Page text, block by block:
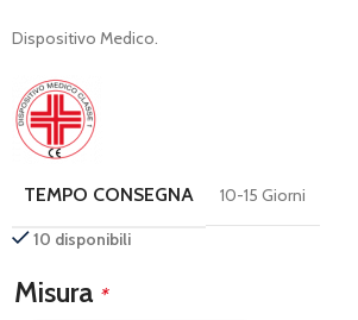
Dispositivo Medico.
TEMPO CONSEGNA 10-15 Giorni
10 disponibili
Misura *